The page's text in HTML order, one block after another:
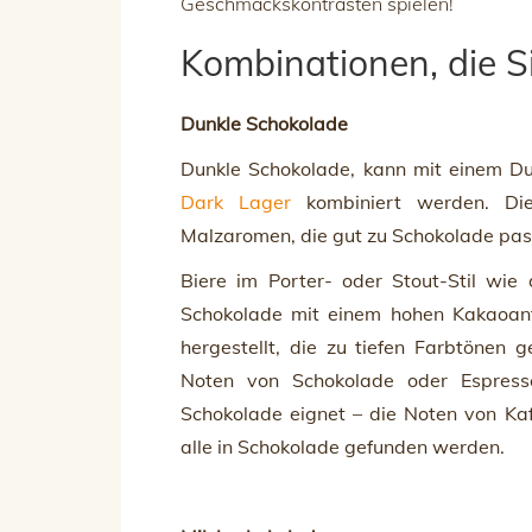
Kombinationen, die
Dunkle Schokolade
Dunkle Schokolade, kann mit einem
Dark Lager kombiniert werden.
Malzaromen, die gut zu Schokolade
Biere im Porter- oder Stout-Stil
Schokolade mit einem hohen
hergestellt, die zu tiefen Farbtönen
Noten von Schokolade oder
Schokolade eignet – die Noten von
alle in Schokolade gefunden werden.